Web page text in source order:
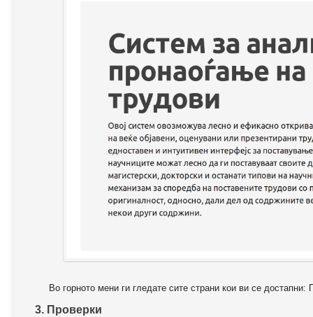
Во горното мени ги гледате сите страни кои ви се
3. Проверки